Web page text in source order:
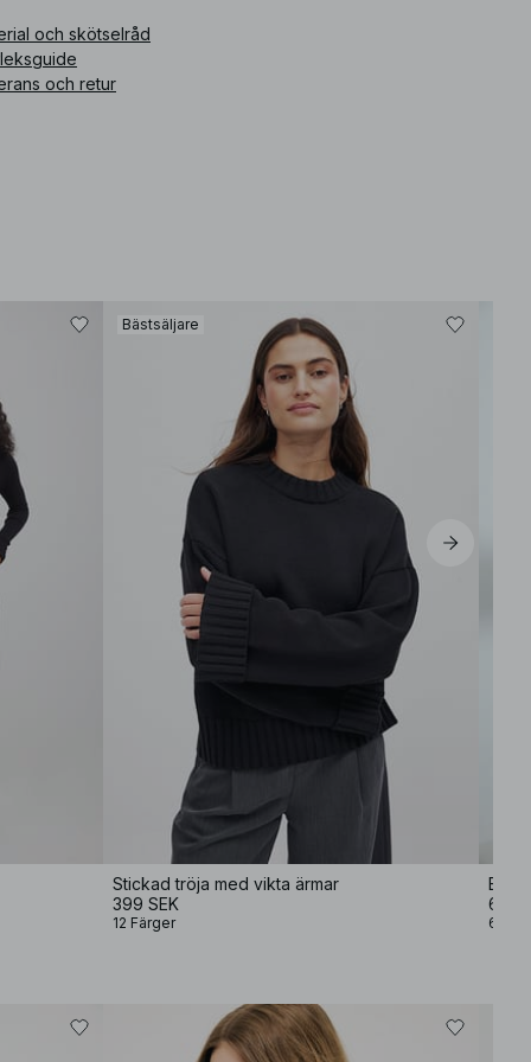
och skötselråd
och retur
Bästsäljare
Stickad tröja med vikta ärmar
399 SEK
12 Färger
699
6